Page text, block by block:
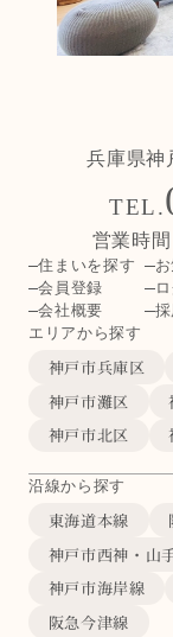
兵庫県神
TEL.
営業時
住まいを探す お
会員登録
会社概要
エリアから探す
神戸市兵庫区
神戸市灘区
神戸市北区
沿線から探す
東海道本線
神戸市西神・山
神戸市海岸線
阪急今津線